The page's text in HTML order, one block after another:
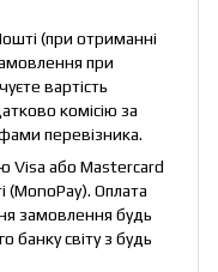
(при отриманні
при
вартість
комісію за
перевізника.
Visa або Mastercard
(MonoPay). Оплата
замовлення будь
банку світу з будь